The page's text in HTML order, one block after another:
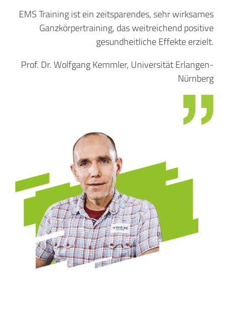
EMS Training ist ein zeitsparendes, sehr wirksames
Ganzkörpertraining, das weitreichend positive
gesundheitliche Effekte erzielt.
Prof. Dr. Wolfgang Kemmler, Universität Erlangen-
Nürnberg